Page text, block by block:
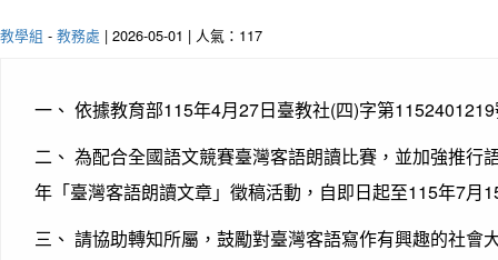
教學組 - 教務處 | 2026-05-01 | 人氣：117
一、 依據教育部115年4月27日臺教社(四)字第
二、 為配合全國語文競賽臺灣客語朗讀比賽，並加強推
年「臺灣客語朗讀文章」徵稿活動，自即日起至115年7
三、 請協助轉知所屬，鼓勵對臺灣客語寫作有興趣的社